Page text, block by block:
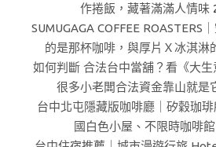
作捲飯，藏著滿滿人情味
SUMUGAGA COFFEE ROASTERS
的是那杯咖啡，與厚片Ｘ冰淇淋
如何判斷 合法台中當舖？看《大
很多小老闆合法資金靠山就是
台中北屯隱藏版咖啡廳｜矽穀珈
國白色小屋、不限時咖啡館